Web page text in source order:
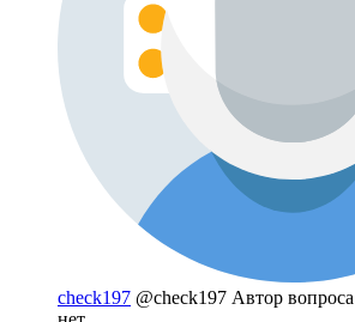
check197 @check197 Автор вопроса